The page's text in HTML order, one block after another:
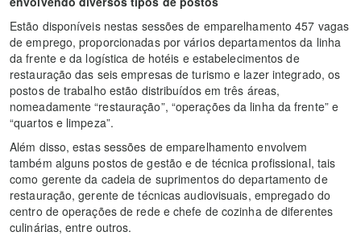
Estão disponíveis nestas sessões de emparelhamento 457 vagas
de emprego, proporcionadas por vários departamentos da linha
da frente e da logística de hotéis e estabelecimentos de
restauração das seis empresas de turismo e lazer integrado, os
postos de trabalho estão distribuídos em três áreas,
nomeadamente “restauração”, “operações da linha da frente” e
“quartos e limpeza”.
Além disso, estas sessões de emparelhamento envolvem
também alguns postos de gestão e de técnica profissional, tais
como gerente da cadeia de suprimentos do departamento de
restauração, gerente de técnicas audiovisuais, empregado do
centro de operações de rede e chefe de cozinha de diferentes
culinárias, entre outros.